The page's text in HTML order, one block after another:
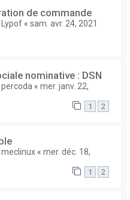
de commande
Lypof « sam. avr. 24, 2021
nominative : DSN
percoda « mer. janv. 22,
1 2
meclinux « mer. déc. 18,
1 2